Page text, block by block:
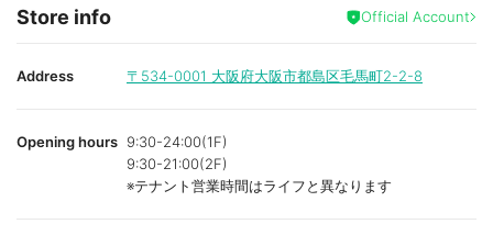
Store info Official Account
Address 〒534-0001 大阪府大阪市都島区毛馬町2-2-8
Opening hours 9:30-24:00(1F)
9:30-21:00(2F)
※テナント営業時間はライフと異なります